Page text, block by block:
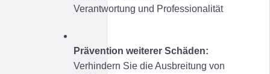
Verantwortung und Professionalität
Prävention weiterer Schäden:
Verhindern Sie die Ausbreitung von